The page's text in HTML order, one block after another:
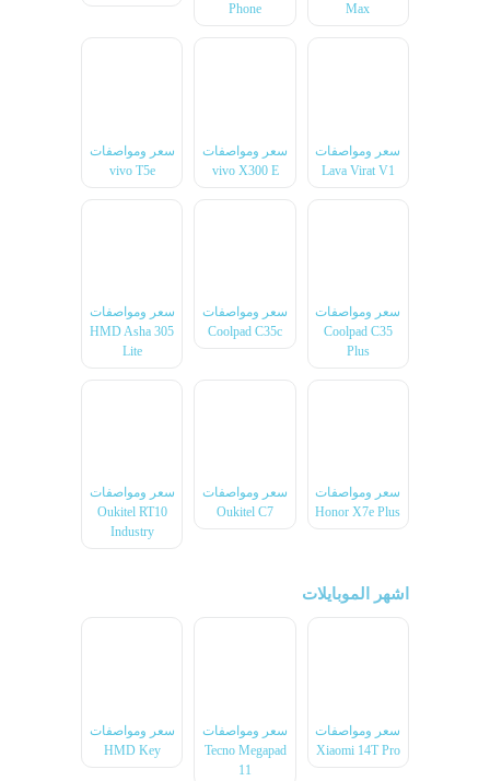
Max
Phone
سعر ومواصفات
Lava Virat V1
سعر ومواصفات
vivo X300 E
سعر ومواصفات
vivo T5e
سعر ومواصفات
Coolpad C35
Plus
سعر ومواصفات
Coolpad C35c
سعر ومواصفات
HMD Asha 305
Lite
سعر ومواصفات
Honor X7e Plus
سعر ومواصفات
Oukitel C7
سعر ومواصفات
Oukitel RT10
Industry
اشهر الموبايلات
سعر ومواصفات
Xiaomi 14T Pro
سعر ومواصفات
Tecno Megapad
11
سعر ومواصفات
HMD Key